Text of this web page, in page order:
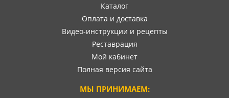
Каталог
Оплата и доставка
Видео-инструкции и рецепты
Реставрация
Мой кабинет
Полная версия сайта
МЫ ПРИНИМАЕМ: